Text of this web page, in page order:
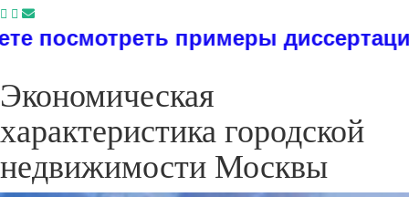
примеры диссертаций,
Экономическая
характеристика городской
недвижимости Москвы